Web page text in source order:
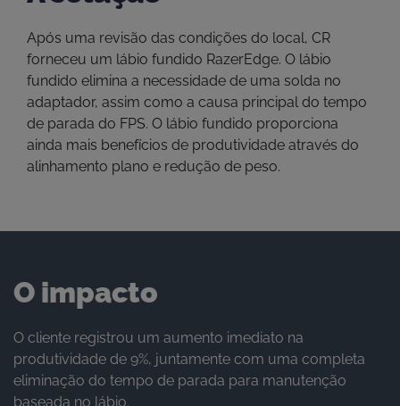
Após uma revisão das condições do local, CR
forneceu um lábio fundido RazerEdge. O lábio
fundido elimina a necessidade de uma solda no
adaptador, assim como a causa principal do tempo
de parada do FPS. O lábio fundido proporciona
ainda mais benefícios de produtividade através do
alinhamento plano e redução de peso.
O impacto
O cliente registrou um aumento imediato na
produtividade de 9%, juntamente com uma completa
eliminação do tempo de parada para manutenção
baseada no lábio.